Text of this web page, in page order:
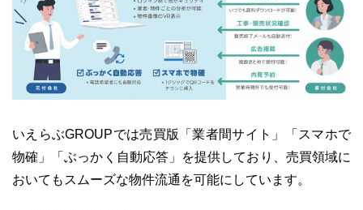
いえらぶGROUPでは売買版「業者間サイト」「スマホで
物確」「ぶっかく自動応答」を提供しており、売買領域に
おいてもスムーズな物件流通を可能にしています。